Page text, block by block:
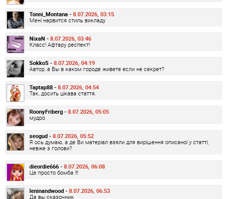
Tonni_Montana - 8.07.2026, 03:15
Мені нарвится стиль викладу
NixaN - 8.07.2026, 03:46
Класс! Афтару респект!
SokkoS - 8.07.2026, 04:19
Автор, а Вы в каком городе живете если не секрет?
Taptap88 - 8.07.2026, 04:54
Так, досить цікава стаття.
RoonyFriberg - 8.07.2026, 05:05
мудро
seogud - 8.07.2026, 05:52
Я ось думаю, а де Ви матеріал взяли для вирішення описаної у статті,
невже з голови?
dieordie666 - 8.07.2026, 06:08
Це просто бомба !!!
leninandwood - 8.07.2026, 06:53
Да вы сказочник